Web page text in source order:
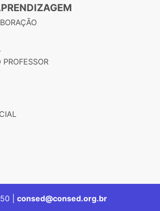
| consed@consed.org.br